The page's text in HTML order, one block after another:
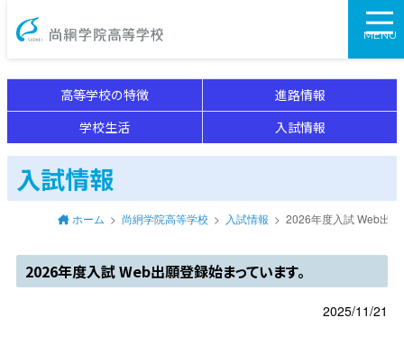
尚絅学院高等学校MENU
高等学校の特徴
進路情報
学校生活
入試情報
入試情報
ホーム 尚絅学院高等学校 入試情報 2026年度入試 Web出
2026年度入試 Web出願登録始まっています。
2025/11/21